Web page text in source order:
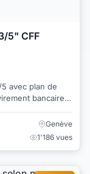
5" CFF
avec plan de
Genève
1'186 vues